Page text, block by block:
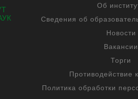
Об
Сведения об
Новости
Вакансии
Торги
Противодействие
Политика обработки